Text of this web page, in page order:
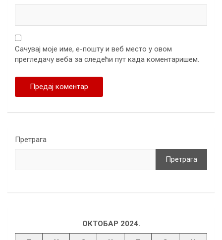
Сачувај моје име, е-пошту и веб место у овом
прегледачу веба за следећи пут када коментаришем.
Претрага
Претрага
ОКТОБАР 2024.